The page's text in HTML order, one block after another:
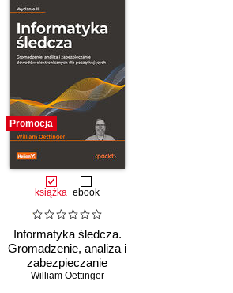
Promocja
książka ebook
Informatyka śledcza.
Gromadzenie, analiza i
zabezpieczanie
dowodów
William Oettinger